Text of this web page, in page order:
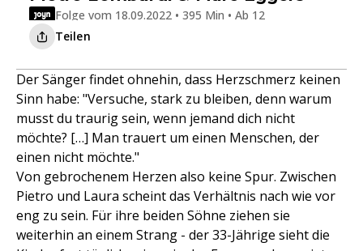
Folge vom 18.09.2022 • 395 Min • Ab 12
Teilen
Der Sänger findet ohnehin, dass Herzschmerz keinen
Sinn habe: "Versuche, stark zu bleiben, denn warum
musst du traurig sein, wenn jemand dich nicht
möchte? […] Man trauert um einen Menschen, der
einen nicht möchte."
Von gebrochenem Herzen also keine Spur. Zwischen
Pietro und Laura scheint das Verhältnis nach wie vor
eng zu sein. Für ihre beiden Söhne ziehen sie
weiterhin an einem Strang - der 33-Jährige sieht die